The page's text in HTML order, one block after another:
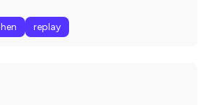
replay